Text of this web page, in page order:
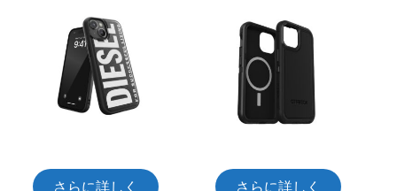
さらに詳しく さらに詳しく